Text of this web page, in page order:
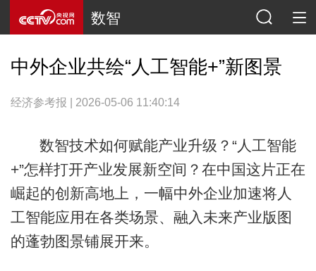
数智
中外企业共绘“人工智能+”新图景
经济参考报 | 2026-05-06 11:40:14
数智技术如何赋能产业升级？“人工智能
+”怎样打开产业发展新空间？在中国这片正在
崛起的创新高地上，一幅中外企业加速将人
工智能应用在各类场景、融入未来产业版图
的蓬勃图景铺展开来。